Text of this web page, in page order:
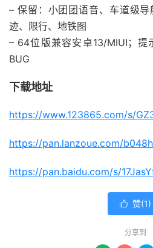
– 保留：小团团语音、车道级
迹、限行、地铁图
– 64位版兼容安卓13/MIUI；提
BUG
下载地址
https://www.123865.com/s/
https://pan.lanzoue.com/
https://pan.baidu.com/s/
 赞(1)
分享到